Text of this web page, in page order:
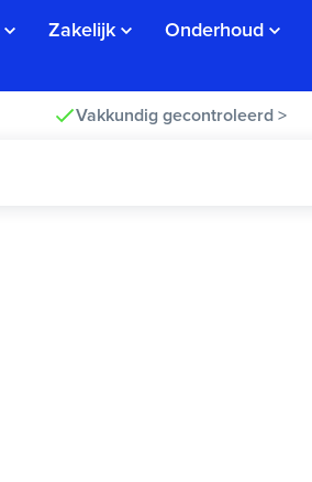
Zakelijk Onderhoud
Vakkundig gecontroleerd >